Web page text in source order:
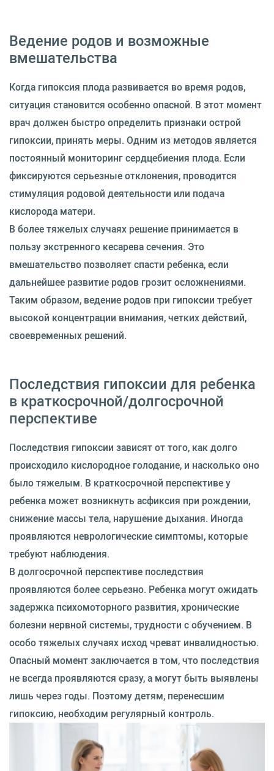
Ведение родов и возможные
вмешательства
Когда гипоксия плода развивается во время родов,
ситуация становится особенно опасной. В этот момент
врач должен быстро определить признаки острой
гипоксии, принять меры. Одним из методов является
постоянный мониторинг сердцебиения плода. Если
фиксируются серьезные отклонения, проводится
стимуляция родовой деятельности или подача
кислорода матери.
В более тяжелых случаях решение принимается в
пользу экстренного кесарева сечения. Это
вмешательство позволяет спасти ребенка, если
дальнейшее развитие родов грозит осложнениями.
Таким образом, ведение родов при гипоксии требует
высокой концентрации внимания, четких действий,
своевременных решений.
Последствия гипоксии для ребенка
в краткосрочной/долгосрочной
перспективе
Последствия гипоксии зависят от того, как долго
происходило кислородное голодание, и насколько оно
было тяжелым. В краткосрочной перспективе у
ребенка может возникнуть асфиксия при рождении,
снижение массы тела, нарушение дыхания. Иногда
проявляются неврологические симптомы, которые
требуют наблюдения.
В долгосрочной перспективе последствия
проявляются более серьезно. Ребенка могут ожидать
задержка психомоторного развития, хронические
болезни нервной системы, трудности с обучением. В
особо тяжелых случаях исход чреват инвалидностью.
Опасный момент заключается в том, что последствия
не всегда проявляются сразу, а могут быть выявлены
лишь через годы. Поэтому детям, перенесшим
гипоксию, необходим регулярный контроль.